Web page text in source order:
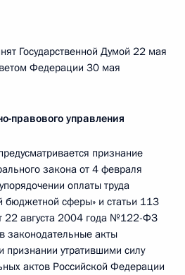
Государственной Думой 22 мая
Федерации 30 мая
правового управления
признание
закона от 4 февраля
оплаты труда
бюджетной сферы» и статьи 113
22 августа 2004 года №122-ФЗ
законодательные акты
утратившими силу
актов Российской Федерации